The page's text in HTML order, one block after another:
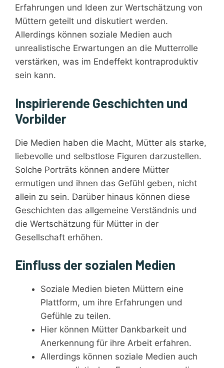
Erfahrungen und Ideen zur Wertschätzung von
Müttern geteilt und diskutiert werden.
Allerdings können soziale Medien auch
unrealistische Erwartungen an die Mutterrolle
verstärken, was im Endeffekt kontraproduktiv
sein kann.
Inspirierende Geschichten und
Vorbilder
Die Medien haben die Macht, Mütter als starke,
liebevolle und selbstlose Figuren darzustellen.
Solche Porträts können andere Mütter
ermutigen und ihnen das Gefühl geben, nicht
allein zu sein. Darüber hinaus können diese
Geschichten das allgemeine Verständnis und
die Wertschätzung für Mütter in der
Gesellschaft erhöhen.
Einfluss der sozialen Medien
Soziale Medien bieten Müttern eine
Plattform, um ihre Erfahrungen und
Gefühle zu teilen.
Hier können Mütter Dankbarkeit und
Anerkennung für ihre Arbeit erfahren.
Allerdings können soziale Medien auch